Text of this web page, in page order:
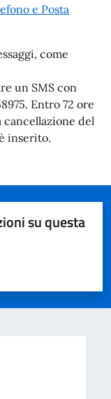
e Posta
come
un SMS con
Entro 72 ore
cancellazione del
inserito.
su questa